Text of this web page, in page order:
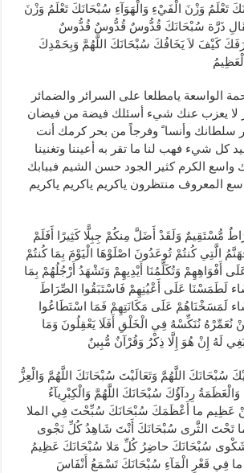
تَعْلَمُ وَزْنَ الْفَيْءِ وَالْهَوَآءِ سُبْحَانَكَ تَعْلَمُ وَزْنَ
ذَرَّة سُبْحَانَكَ قُدُّوسٌ قُدُّوسٌ قُدُّوسٌ
كَيْفَ لاَ يَخَافُكَ سُبْحَانَكَ اللَّهُمَّ وَبِحَمْدِكَ
الواسعة يامطلعا على السرائر والضمائر
لا يعزب عنك شيء أسئلك فيضة من فيضان
سلطانك وأنسا ً وفرجاً من بحر كرمك أنت
كل شيء فهب لنا ما تقر به أعيننا وتغنينا
الكرم كثير الجود حسن الشيم فببابك
المعروف منتظرون ياكريم ياكريم ياكريم
مُّسْتَقِيمٌ وَلَقَدْ أَضَلَّ مِنكُمْ جِبِلًّا كَثِيرًا أَفَلَمْ
الَّتِي كُنتُمْ تُوعَدُونَ اصْلَوْهَا الْيَوْمَ بِمَا كُنتُمْ
أَفْوَاهِهِمْ وَتُكَلِّمُنَا أَيْدِيهِمْ وَتَشْهَدُ أَرْجُلُهُمْ بِمَا
لَطَمَسْنَا عَلَى أَعْيُنِهِمْ فَاسْتَبَقُوا الصِّرَاطَ
لَمَسَخْنَاهُمْ عَلَى مَكَانَتِهِمْ فَمَا اسْتَطَاعُوا
نُعَمِّرْهُ نُنَكِّسْهُ فِي الْخَلْقِ أَفَلَا يَعْقِلُونَ وَمَا
لَهُ إِنْ هُوَ إِلَّا ذِكْرٌ وَقُرْآنٌ مُّبِينٌ
سُبْحَانَكَ اللَّهُمَّ وَتَعَالَيْتَ سُبْحَانَكَ اللَّهُمَّ وَالْعِزُّ
رِدآؤُكَ سُبْحَانَكَ اللَّهُمَّ وَالْكِبْرِيآءُ
عَظِيم ما أَعْظَمَكَ سُبْحَانَكَ سُبِّحْتَ فِي الملا
تَحْتَ الثَّرى سُبْحَانَكَ أَنْتَ شَاهِدُ كُلِّ نَجْوى
سُبْحَانَكَ حاضِرُ كُلِّ مَلا سُبْحَانَكَ عَظِيمُ
فِي قَعْرِ الْمَآءِ سُبْحَانَكَ تَسْمَعُ أَنْفَاسَ